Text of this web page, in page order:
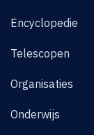
Encyclopedie
Telescopen
Organisaties
Onderwijs